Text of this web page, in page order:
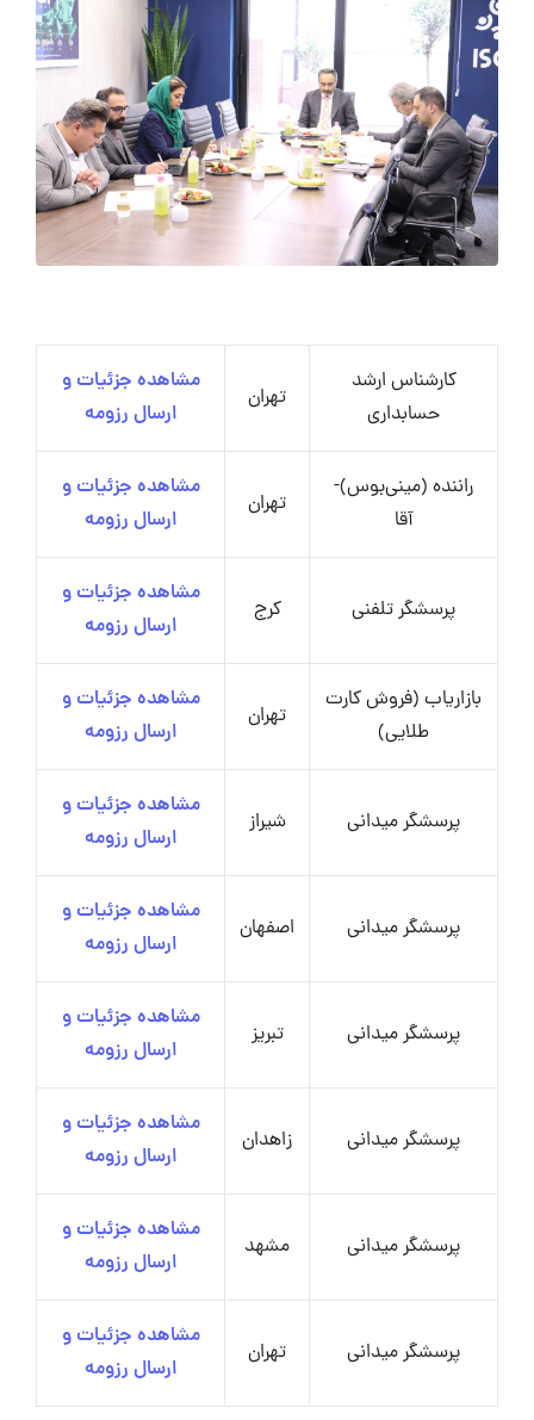
کارشناس ارشد
حسابداری
تهران
مشاهده جزئیات و
ارسال رزومه
راننده (مینی‌بوس)-
آقا
تهران
مشاهده جزئیات و
ارسال رزومه
پرسشگر تلفنی کرج
مشاهده جزئیات و
ارسال رزومه
بازاریاب (فروش کارت
طلایی)
تهران
مشاهده جزئیات و
ارسال رزومه
پرسشگر میدانی شیراز
مشاهده جزئیات و
ارسال رزومه
پرسشگر میدانی اصفهان
مشاهده جزئیات و
ارسال رزومه
پرسشگر میدانی تبریز
مشاهده جزئیات و
ارسال رزومه
پرسشگر میدانی زاهدان
مشاهده جزئیات و
ارسال رزومه
پرسشگر میدانی مشهد
مشاهده جزئیات و
ارسال رزومه
پرسشگر میدانی تهران
مشاهده جزئیات و
ارسال رزومه